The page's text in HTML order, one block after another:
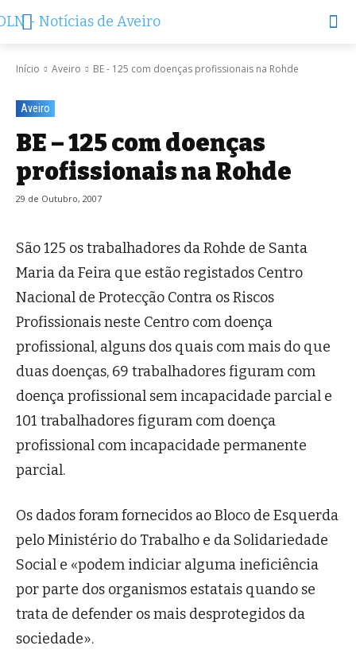
Início Aveiro BE - 125 com doenças profissionais na Rohde
Aveiro
BE – 125 com doenças
profissionais na Rohde
29 de Outubro, 2007
São 125 os trabalhadores da Rohde de Santa
Maria da Feira que estão registados Centro
Nacional de Protecção Contra os Riscos
Profissionais neste Centro com doença
profissional, alguns dos quais com mais do que
duas doenças, 69 trabalhadores figuram com
doença profissional sem incapacidade parcial e
101 trabalhadores figuram com doença
profissional com incapacidade permanente
parcial.
Os dados foram fornecidos ao Bloco de Esquerda
pelo Ministério do Trabalho e da Solidariedade
Social e «podem indiciar alguma ineficiência
por parte dos organismos estatais quando se
trata de defender os mais desprotegidos da
sociedade».